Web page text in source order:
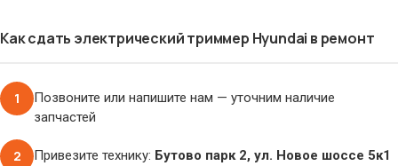
Как сдать электрический триммер Hyundai в ремонт
1
Позвоните или напишите нам — уточним наличие
запчастей
2 Привезите технику: Бутово парк 2, ул. Новое шоссе 5к1